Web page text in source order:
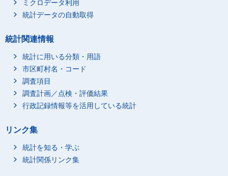
ミクロデータ利用
統計データの自動取得
統計関連情報
統計に用いる分類・用語
市区町村名・コード
調査項目
調査計画／点検・評価結果
行政記録情報等を活用している統計
リンク集
統計を知る・学ぶ
統計関係リンク集